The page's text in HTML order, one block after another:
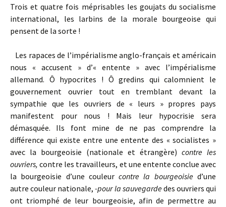
Trois et quatre fois méprisables les goujats du socialisme
international, les larbins de la morale bourgeoise qui
pensent de la sorte !
Les rapaces de l’impérialisme anglo-français et américain
nous « accusent » d’« entente » avec l’impérialisme
allemand. Ô hypocrites ! Ô gredins qui calomnient le
gouvernement ouvrier tout en tremblant devant la
sympathie que les ouvriers de « leurs » propres pays
manifestent pour nous ! Mais leur hypocrisie sera
démasquée. Ils font mine de ne pas comprendre la
différence qui existe entre une entente des « socialistes »
avec la bourgeoisie (nationale et étrangère) contre les
ouvriers, contre les travailleurs, et une entente conclue avec
la bourgeoisie d’une couleurcontre la bourgeoisied’une
autre couleur nationale,-pour la sauvegardedes ouvriers qui
ont triomphé de leur bourgeoisie, afin de permettre au